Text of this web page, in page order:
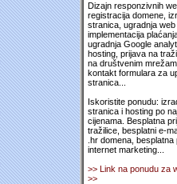
Dizajn responzivnih
registracija domene,
stranica, ugradnja web
implementacija
ugradnja Google
hosting, prijava na
na društvenim
kontakt formulara za
stranica...
Iskoristite ponudu:
stranica i hosting po
cijenama. Besplatna
tražilice, besplatni e-
.hr domena,
internet marketing...
>> Link na ponudu za
>>